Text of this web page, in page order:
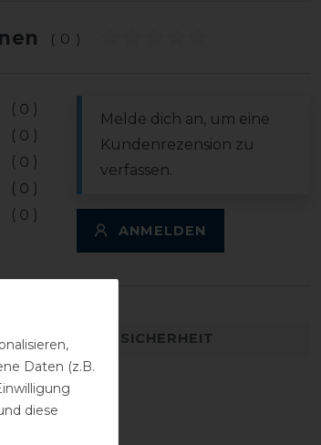
(0)
0
0
0
0
0
Melde dich an, um eine
Kundenrezension zu
verfassen.
ANMELDEN
PRODUKTSICHERHEIT
Daten (z.B.
diese